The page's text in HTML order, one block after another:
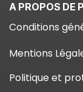
A PROPOS DE
Conditions
Mentions
Politique et